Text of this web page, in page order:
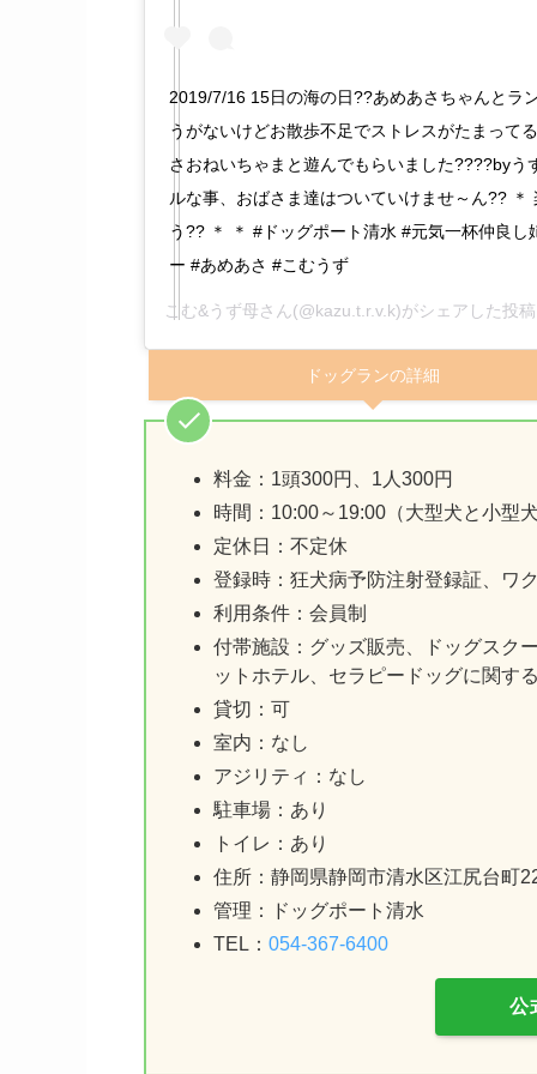
2019/7/16 15日の海の日??あめあさちゃんとラ
うがないけどお散歩不足でストレスがたまって
さおねいちゃまと遊んでもらいました????byう
ルな事、おばさま達はついていけませ～ん?? ＊
う?? ＊ ＊ #ドッグポート清水 #元気一杯仲良
ー #あめあさ #こむうず
こむ&うず母さん(@kazu.t.r.v.k)がシェアした投
ドッグランの詳細
料金：1頭300円、1人300円
時間：10:00～19:00（大型犬と小型
定休日：不定休
登録時：狂犬病予防注射登録証、ワ
利用条件：会員制
付帯施設：グッズ販売、ドッグスク
ットホテル、セラピードッグに関す
貸切：可
室内：なし
アジリティ：なし
駐車場：あり
トイレ：あり
住所：静岡県静岡市清水区江尻台町
管理：ドッグポート清水
TEL： 054-367-6400
公